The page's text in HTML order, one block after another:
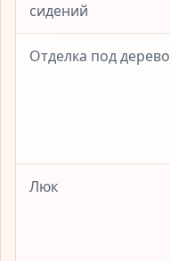
сидений
Отделка под дерево
Люк